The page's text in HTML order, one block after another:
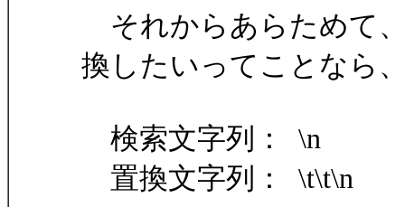
それからあらためて
換したいってことなら
検索文字列： \n
置換文字列： \t\t\n